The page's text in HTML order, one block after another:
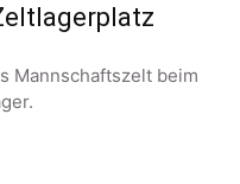
Mannschaftszelt beim